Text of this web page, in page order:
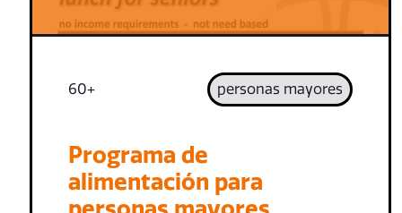
60+ personas mayores
Programa de
alimentación para